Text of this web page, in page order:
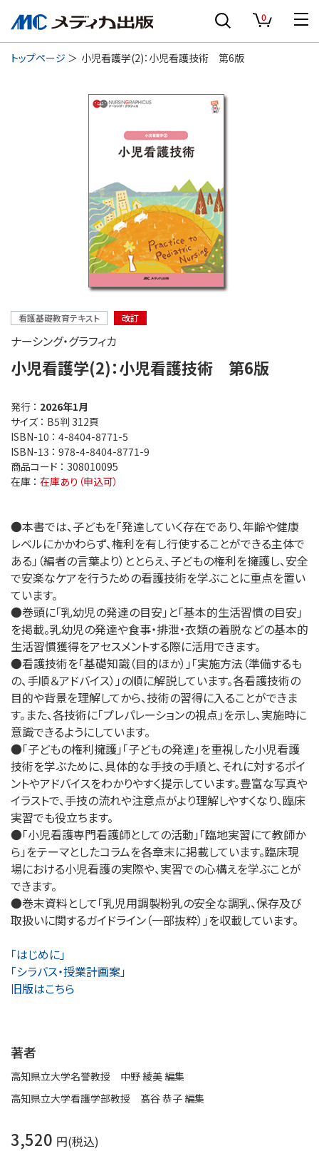
0
トップページ 小児看護学(2)：小児看護技術 第6版
看護基礎教育テキスト 改訂
ナーシング・グラフィカ
小児看護学(2)：小児看護技術 第6版
発行 ： 2026年1月
サイズ ： B5判 312頁
ISBN-10 ： 4-8404-8771-5
ISBN-13 ： 978-4-8404-8771-9
商品コード ： 308010095
在庫 ： 在庫あり（申込可）
●本書では、子どもを「発達していく存在であり、年齢や健康
レベルにかかわらず、権利を有し行使することができる主体で
ある」（編者の言葉より）ととらえ、子どもの権利を擁護し、安全
で安楽なケアを行うための看護技術を学ぶことに重点を置い
ています。
●巻頭に「乳幼児の発達の目安」と「基本的生活習慣の目安」
を掲載。乳幼児の発達や食事・排泄・衣類の着脱などの基本的
生活習慣獲得をアセスメントする際に活用できます。
●看護技術を「基礎知識（目的ほか）」「実施方法（準備するも
の、手順＆アドバイス）」の順に解説しています。各看護技術の
目的や背景を理解してから、技術の習得に入ることができま
す。また、各技術に「プレパレーションの視点」を示し、実施時に
意識できるようにしています。
●「子どもの権利擁護」「子どもの発達」を重視した小児看護
技術を学ぶために、具体的な手技の手順と、それに対するポイ
ントやアドバイスをわかりやすく提示しています。豊富な写真や
イラストで、手技の流れや注意点がより理解しやすくなり、臨床
実習でも役立ちます。
●「小児看護専門看護師としての活動」「臨地実習にて教師か
ら」をテーマとしたコラムを各章末に掲載しています。臨床現
場における小児看護の実際や、実習での心構えを学ぶことが
できます。
●巻末資料として「乳児用調製粉乳の安全な調乳、保存及び
取扱いに関するガイドライン（一部抜粋）」を収載しています。
「はじめに」
「シラバス・授業計画案」
旧版はこちら
著者
高知県立大学名誉教授 中野 綾美 編集
高知県立大学看護学部教授 髙谷 恭子 編集
3,520 円(税込)